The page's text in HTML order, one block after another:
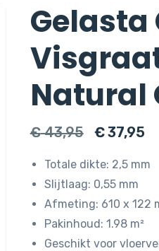
Gelasta
Natural
€43,95
was:
€ 43,95.
€37,95
€
Totale dikte: 2,5 mm
Slijtlaag: 0,55 mm
Afmeting: 610 x 122
Pakinhoud: 1.98 m²
Geschikt voor